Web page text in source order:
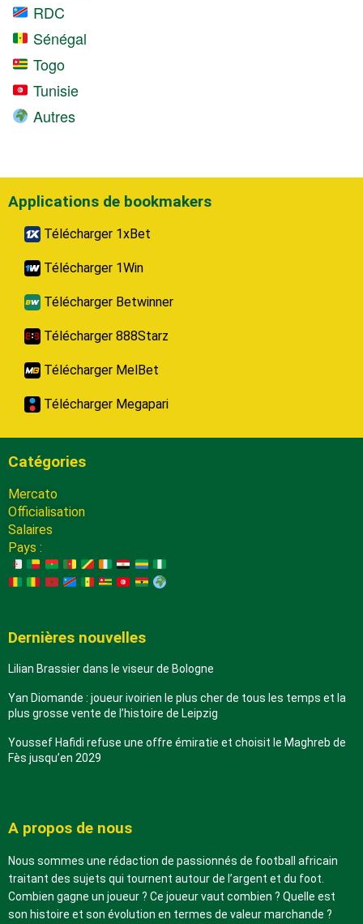
RDC
Sénégal
Togo
Tunisie
Autres
Applications de bookmakers
Télécharger 1xBet
Télécharger 1Win
Télécharger Betwinner
Télécharger 888Starz
Télécharger MelBet
Télécharger Megapari
Catégories
Mercato
Officialisation
Salaires
Pays :
Dernières nouvelles
Lilian Brassier dans le viseur de Bologne
Yan Diomande : joueur ivoirien le plus cher de tous les temps et la
plus grosse vente de l’histoire de Leipzig
Youssef Hafidi refuse une offre émiratie et choisit le Maghreb de
Fès jusqu’en 2029
A propos de nous
Nous sommes une rédaction de passionnés de football africain
traitant des sujets qui tournent autour de l’argent et du foot.
Combien gagne un joueur ? Ce joueur vaut combien ? Quelle est
son histoire et son évolution en termes de valeur marchande ?